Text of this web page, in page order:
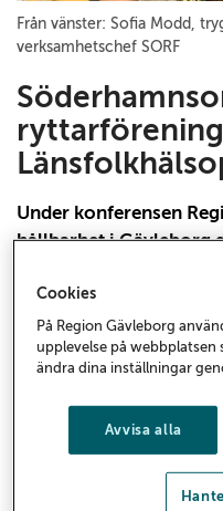
Från vänster: Sofia Modd,
verksamhetschef SORF
Under konferensen
hållbarhet i Gävleborg
Nätverk för strategiskt
till en aktör som
samverkan mellan
mål och hållbarhet
utjämning av
(SORF). Enligt
betydande
Cookies
På Region Gävleborg
upplevelse på webbplatsen
ändra dina inställningar
Avvisa alla